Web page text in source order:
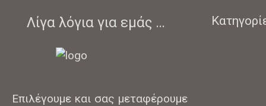
Λίγα λόγια για εμάς …
Επιλέγουμε και σας μεταφέρουμε